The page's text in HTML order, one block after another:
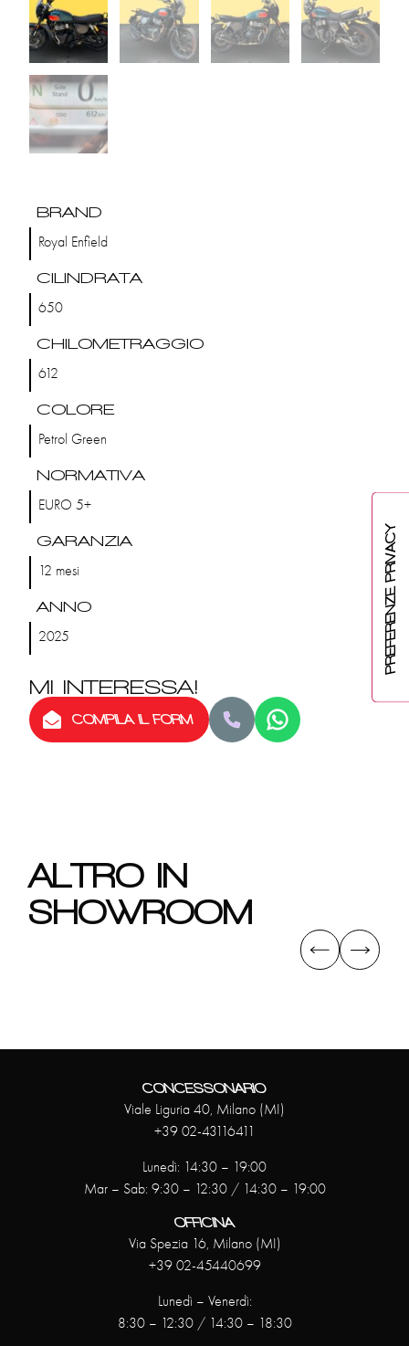
BRAND
Royal Enfield
CILINDRATA
650
CHILOMETRAGGIO
612
COLORE
Petrol Green
NORMATIVA
EURO 5+
GARANZIA
12 mesi
ANNO
2025
MI INTERESSA!
COMPILA IL FORM
ALTRO IN
SHOWROOM
CONCESSONARIO
Viale Liguria 40, Milano (MI)
+39 02-43116411
Lunedì: 14:30 – 19:00
Mar – Sab: 9:30 – 12:30 / 14:30 – 19:00
OFFICINA
Via Spezia 16, Milano (MI)
+39 02-45440699
Lunedì – Venerdì:
8:30 – 12:30 / 14:30 – 18:30